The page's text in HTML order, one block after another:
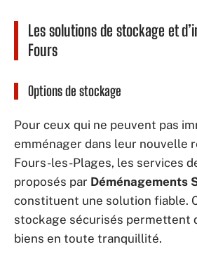
Les solutions de stockage et
Fours
Options de stockage
Pour ceux qui ne peuvent pas
emménager dans leur nouvelle
Fours-les-Plages, les services
proposés par Déménagements
constituent une solution fiable.
stockage sécurisés permettent
biens en toute tranquillité.